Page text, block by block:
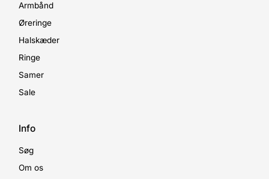
Armbånd
Øreringe
Halskæder
Ringe
Samer
Sale
Info
Søg
Om os